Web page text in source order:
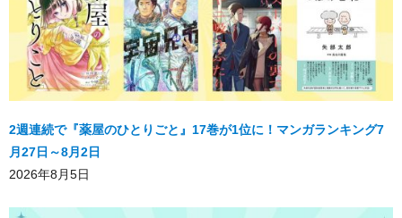
2週連続で『薬屋のひとりごと』17巻が1位に！マンガランキング7
月27日～8月2日
2026年8月5日